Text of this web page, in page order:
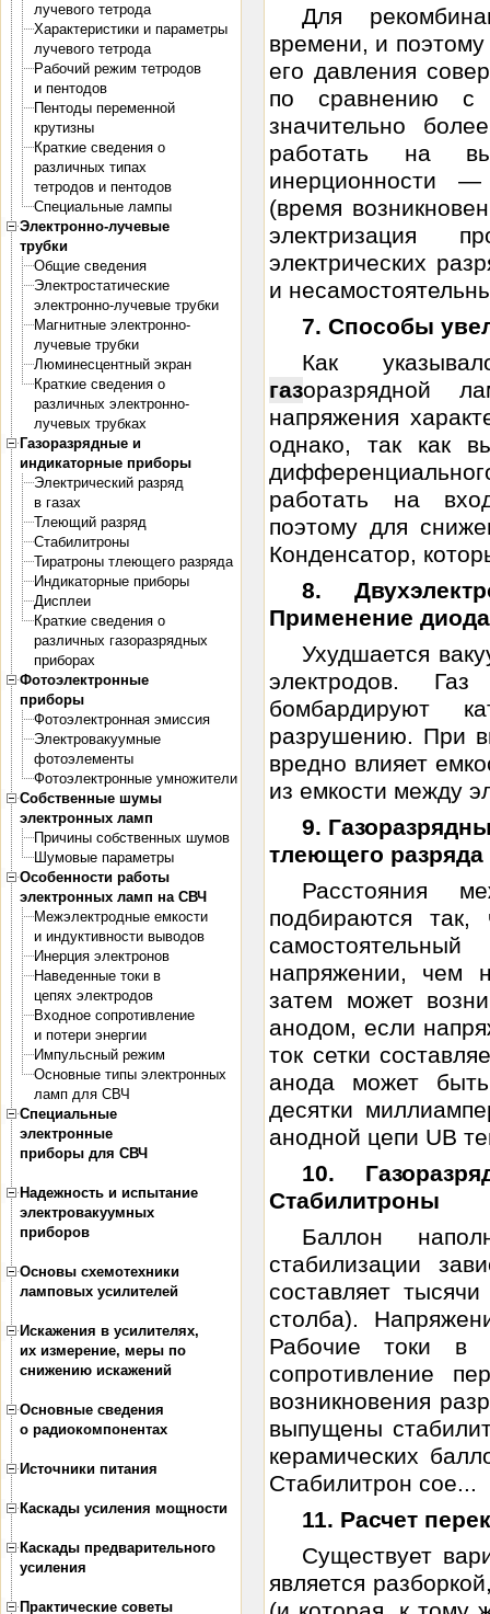
лучевого тетрода
Характеристики и параметры
лучевого тетрода
Рабочий режим тетродов
и пентодов
Пентоды переменной
крутизны
Краткие сведения о
различных типах
тетродов и пентодов
Специальные лампы
Электронно-лучевые
трубки
Общие сведения
Электростатические
электронно-лучевые трубки
Магнитные электронно-
лучевые трубки
Люминесцентный экран
Краткие сведения о
различных электронно-
лучевых трубках
Газоразрядные и
индикаторные приборы
Электрический разряд
в газах
Тлеющий разряд
Стабилитроны
Тиратроны тлеющего разряда
Индикаторные приборы
Дисплеи
Краткие сведения о
различных газоразрядных
приборах
Фотоэлектронные
приборы
Фотоэлектронная эмиссия
Электровакуумные
фотоэлементы
Фотоэлектронные умножители
Собственные шумы
электронных ламп
Причины собственных шумов
Шумовые параметры
Особенности работы
электронных ламп на СВЧ
Межэлектродные емкости
и индуктивности выводов
Инерция электронов
Наведенные токи в
цепях электродов
Входное сопротивление
и потери энергии
Импульсный режим
Основные типы электронных
ламп для СВЧ
Специальные
электронные
приборы для СВЧ
Надежность и испытание
электровакуумных
приборов
Основы схемотехники
ламповых усилителей
Искажения в усилителях,
их измерение, меры по
снижению искажений
Основные сведения
о радиокомпонентах
Источники питания
Каскады усиления мощности
Каскады предварительного
усиления
Практические советы
Для
времени, и
его давления
по сравнению с
значительно
работать на
инерционности
(время
электризация
электрических
и
7. Способы
Как
газоразрядной
напряжения
однако, так как
работать на
поэтому для
Конденсатор,
8.
Применение
Ухудшается
электродов.
бомбардируют
разрушению. При
вредно влияет
из емкости между
9.
тлеющего разряда
Расстояния
подбираются
напряжении, чем
затем может
анодом, если
ток сетки
анода может
десятки
анодной цепи UВ
10.
Стабилитроны
Баллон
стабилизации
составляет
столба).
Рабочие токи
сопротивление
возникновения
выпущены
керамических
Стабилитрон сое...
11. Расчет
Существует
является